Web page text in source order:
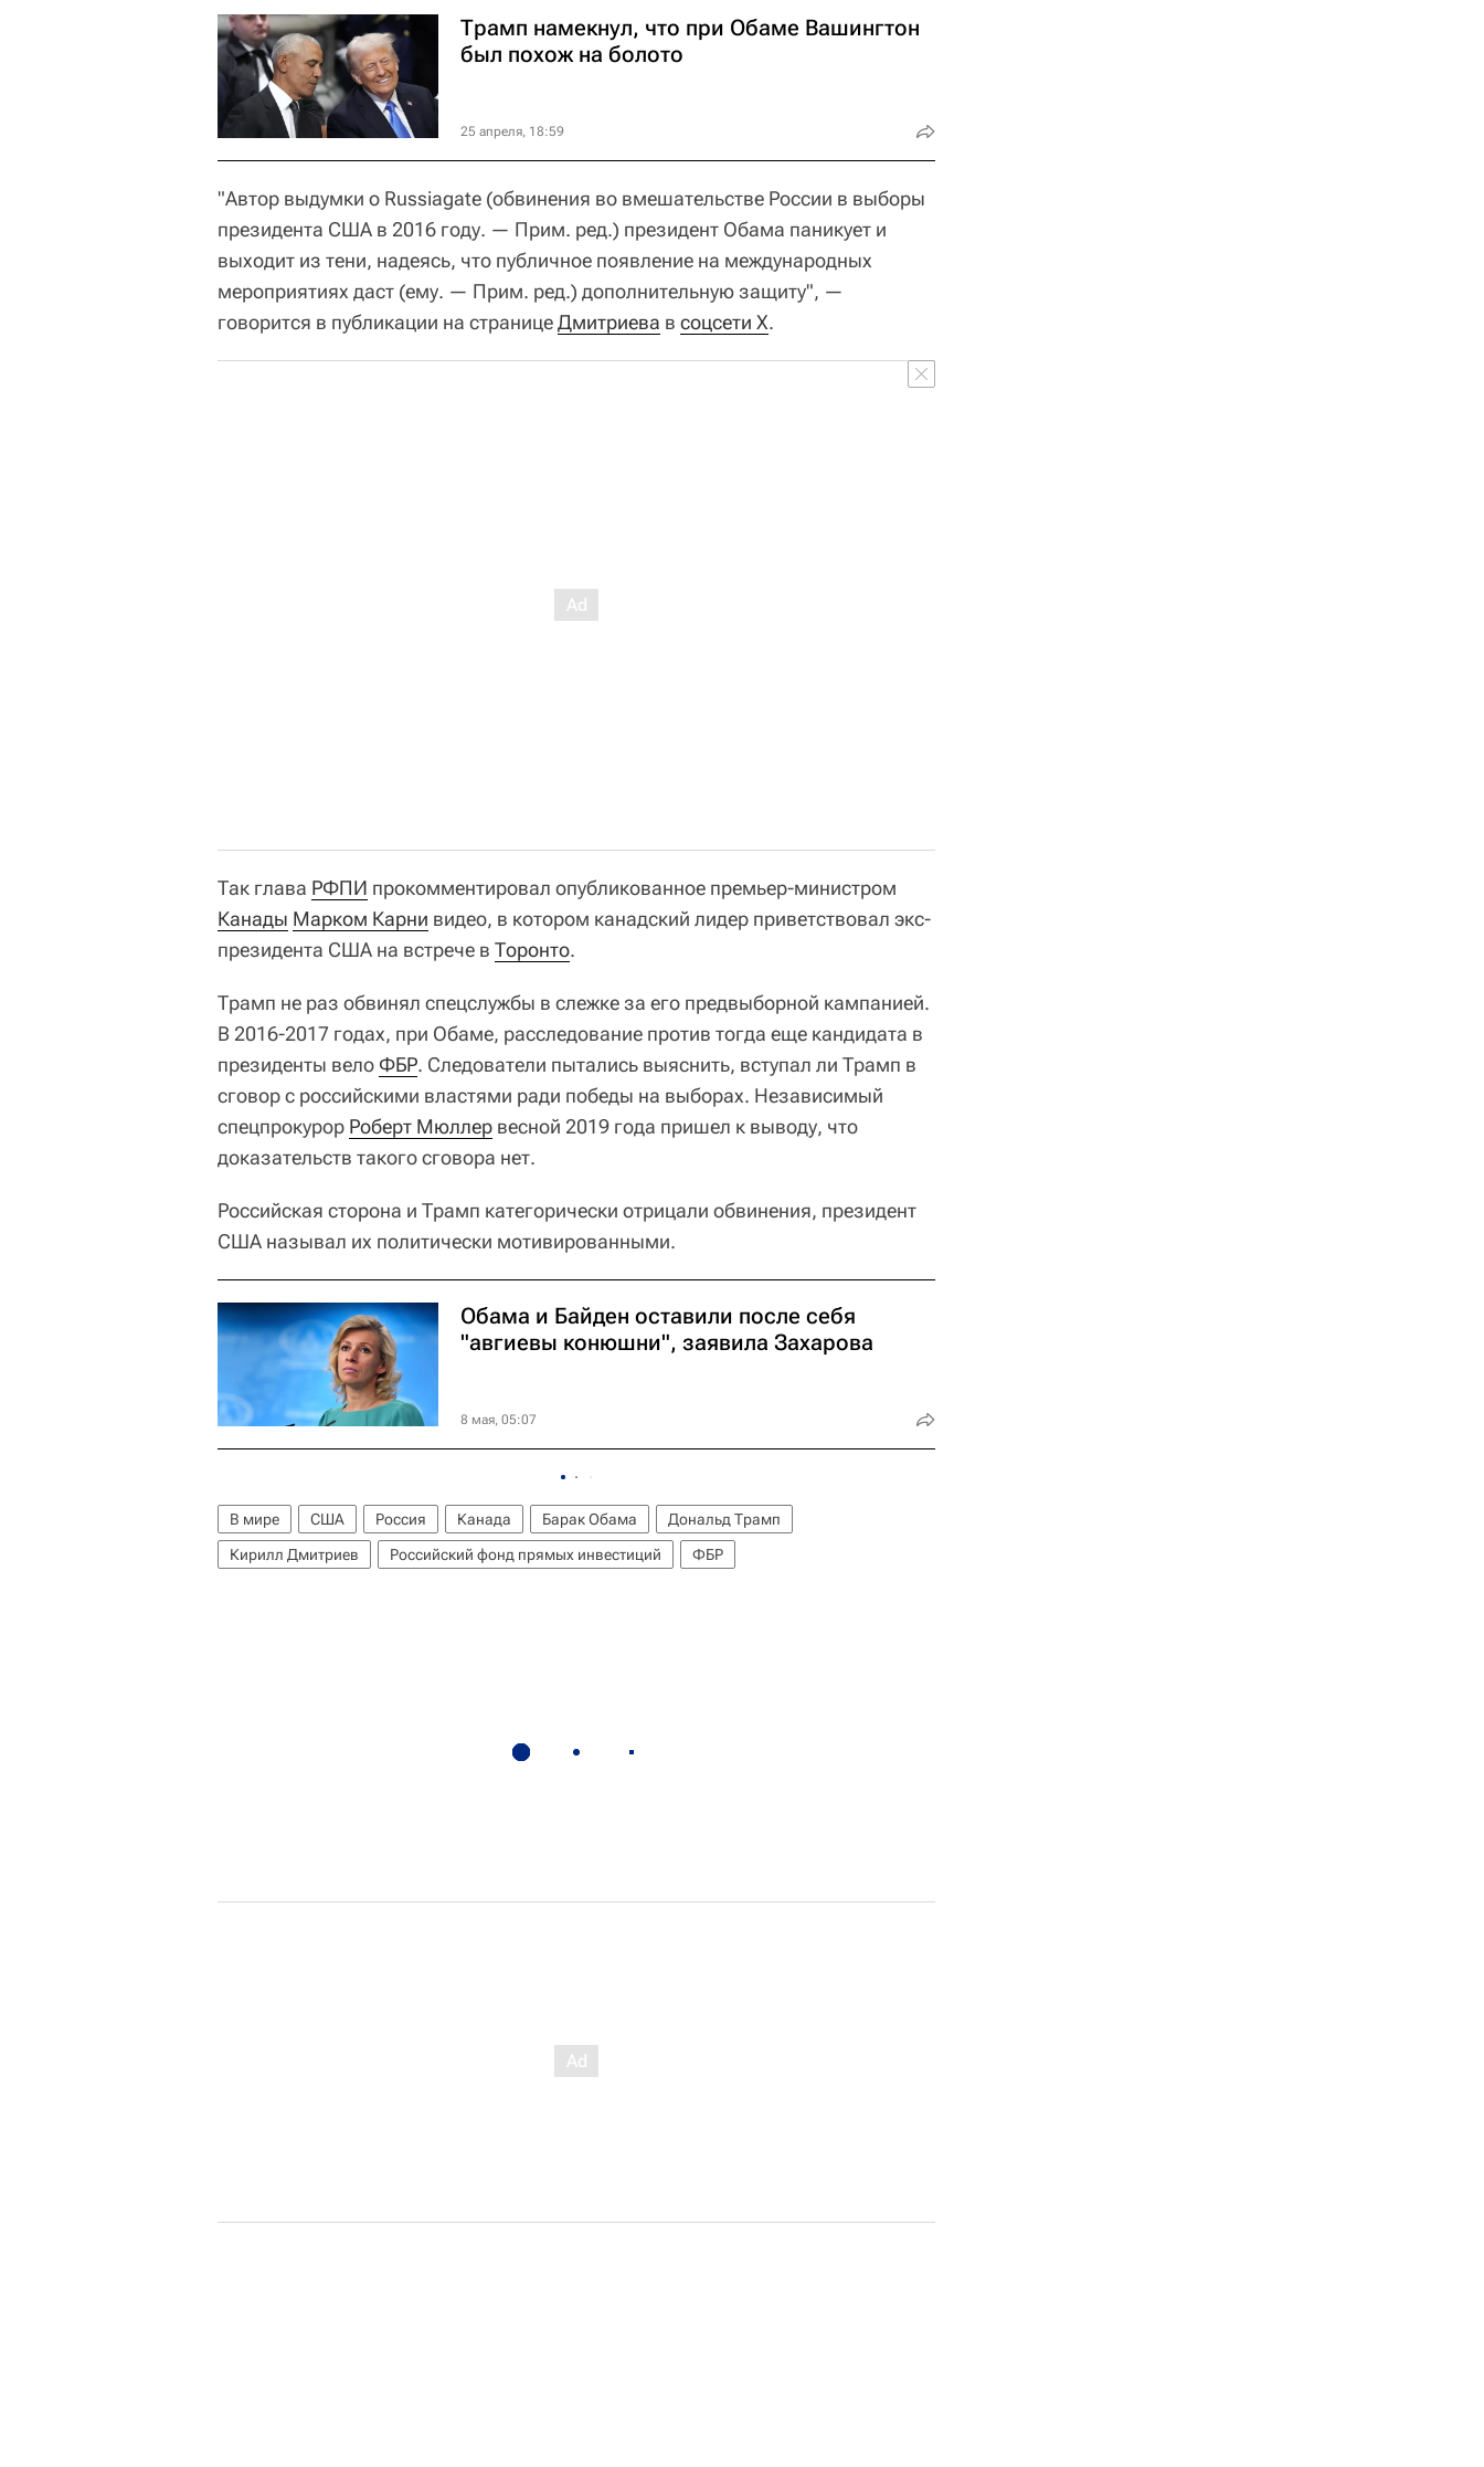
Трамп намекнул, что при Обаме Вашингтон
был похож на болото
25 апреля, 18:59
"Автор выдумки о Russiagate (обвинения во вмешательстве России в выборы
президента США в 2016 году. — Прим. ред.) президент Обама паникует и
выходит из тени, надеясь, что публичное появление на международных
мероприятиях даст (ему. — Прим. ред.) дополнительную защиту", —
говорится в публикации на страницеДмитриева в соцсети X.
Так глава РФПИ прокомментировал опубликованное премьер-министром
Канады Марком Карни видео, в котором канадский лидер приветствовал экс-
президента США на встрече в Торонто.
Трамп не раз обвинял спецслужбы в слежке за его предвыборной кампанией.
В 2016-2017 годах, при Обаме, расследование против тогда еще кандидата в
президенты вело ФБР. Следователи пытались выяснить, вступал ли Трамп в
сговор с российскими властями ради победы на выборах. Независимый
спецпрокурор Роберт Мюллер весной 2019 года пришел к выводу, что
доказательств такого сговора нет.
Российская сторона и Трамп категорически отрицали обвинения, президент
США называл их политически мотивированными.
Обама и Байден оставили после себя
"авгиевы конюшни", заявила Захарова
8 мая, 05:07
В мире США Россия Канада Барак Обама
Дональд Трамп
Кирилл Дмитриев
Российский фонд прямых инвестиций ФБР